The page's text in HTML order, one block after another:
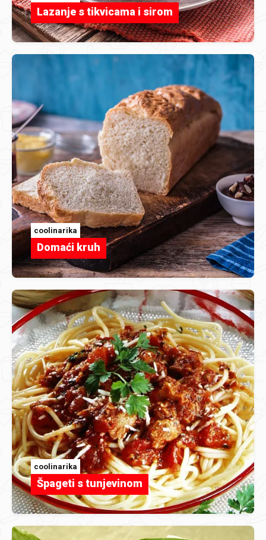
Lazanje s tikvicama i sirom
coolinarika
Domaći kruh
coolinarika
Špageti s tunjevinom